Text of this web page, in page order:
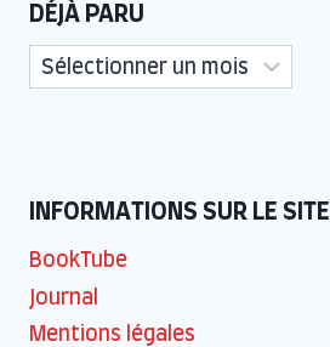
DÉJÀ PARU
Déjà
paru
INFORMATIONS SUR LE SITE
BookTube
Journal
Mentions légales